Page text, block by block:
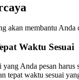
akan membantu
Waktu Sesuai
Anda pesan harus
tepat waktu sesuai